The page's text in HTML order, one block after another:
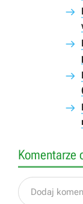
Komentarze
Dodaj